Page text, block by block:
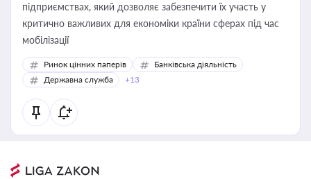
підприємствах, який дозволяє забезпечити їх участь у
критично важливих для економіки країни сферах під час
мобілізації
Ринок цінних паперів
Банківська діяльність
Державна служба
+13